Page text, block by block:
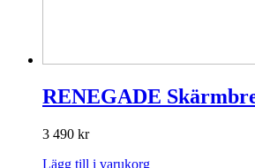
RENEGADE
3 490 kr
Lägg till i varukorg